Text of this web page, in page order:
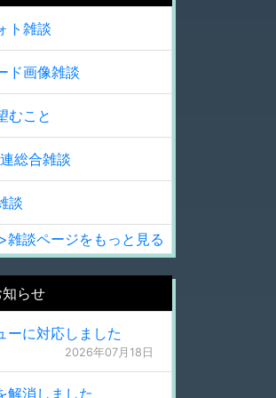
ト雑談
ド画像雑談
むこと
総合雑談
談
雑談ページをもっと見る
知らせ
ーに対応しました
2026年07月18日
解消しました